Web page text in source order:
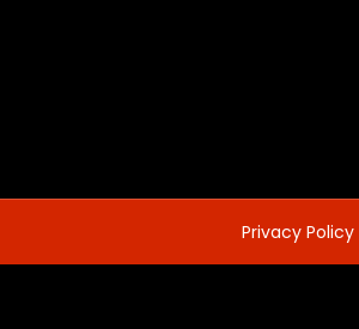
Privacy Policy